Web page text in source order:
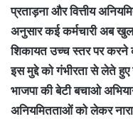
प्रताड़ना और वित्तीय
अनुसार कई कर्मचारी अब
शिकायत उच्च स्तर पर करने
इस मुद्दे को गंभीरता से लेते
भाजपा की बेटी बचाओ
अनियमितताओं को लेकर